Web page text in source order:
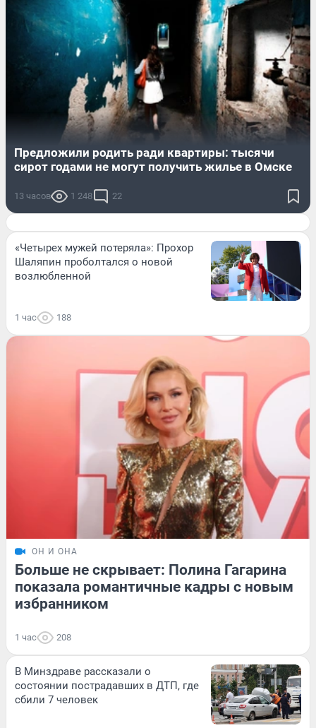
Предложили родить ради квартиры: тысячи
сирот годами не могут получить жилье в Омске
13 часов 1 248 22
«Четырех мужей потеряла»: Прохор
Шаляпин проболтался о новой
возлюбленной
1 час 188
ОН И ОНА
Больше не скрывает: Полина Гагарина
показала романтичные кадры с новым
избранником
1 час 208
В Минздраве рассказали о
состоянии пострадавших в ДТП, где
сбили 7 человек